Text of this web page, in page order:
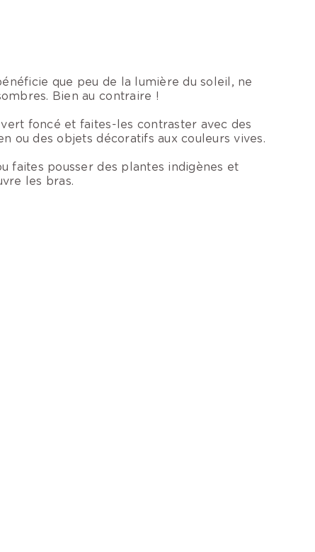
que peu de la lumière du soleil, ne
Bien au contraire !
foncé et faites-les contraster avec des
ou des objets décoratifs aux couleurs vives.
faites pousser des plantes indigènes et
les bras.